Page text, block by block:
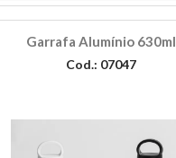
Garrafa Alumínio 630ml
Cod.: 07047